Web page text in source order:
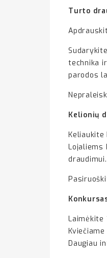
Turto
technika
parodos
Kelionių
Keliaukite
Lojaliems
Laimėkite
Daugiau